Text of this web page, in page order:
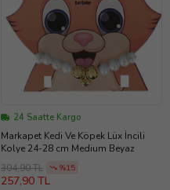
24 Saatte Kargo
Markapet Kedi Ve Köpek Lüx İncili
Kolye 24-28 cm Medium Beyaz
304,90 TL
%15
257,90 TL